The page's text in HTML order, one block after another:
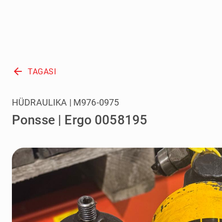
arrow_back TAGASI
Ponsse | Ergo 0058195
HÜDRAULIKA | M976-0975